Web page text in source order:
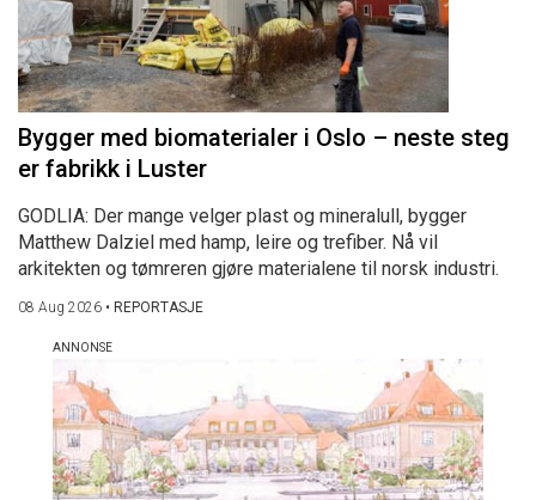
Bygger med biomaterialer i Oslo – neste steg
er fabrikk i Luster
GODLIA: Der mange velger plast og mineralull, bygger
Matthew Dalziel med hamp, leire og trefiber. Nå vil
arkitekten og tømreren gjøre materialene til norsk industri.
08 Aug 2026 • REPORTASJE